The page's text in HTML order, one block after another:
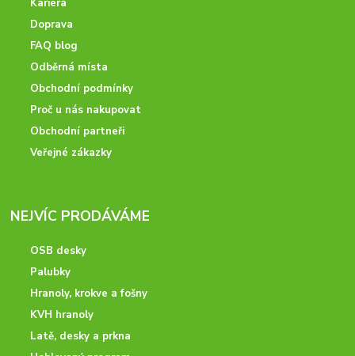
Kariéra
Doprava
FAQ blog
Odběrná místa
Obchodní podmínky
Proč u nás nakupovat
Obchodní partneři
Veřejné zákazky
NEJVÍC PRODÁVÁME
OSB desky
Palubky
Hranoly, krokve a fošny
KVH hranoly
Latě, desky a prkna